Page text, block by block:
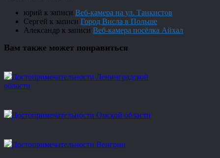
юрий к записи Веб-камера на ул. Танкистов
Сергей к записи Город Висла в Польше
Александр к записи Веб-камера посёлка Айхал
Вам также может понравиться
Достопримечательности Ленинградской
области
Достопримечательности Омской области
Достопримечательности Венгрии